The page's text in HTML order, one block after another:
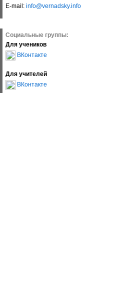
E-mail: info@vernadsky.info
Социальные группы:
Для учеников
ВКонтакте
Для учителей
ВКонтакте